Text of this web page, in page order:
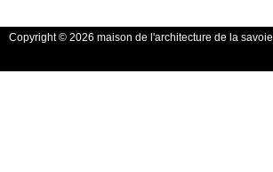
Copyright © 2026 maison de l'architecture de la savoie